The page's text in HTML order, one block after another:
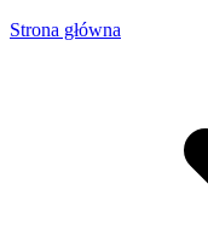
Strona główna